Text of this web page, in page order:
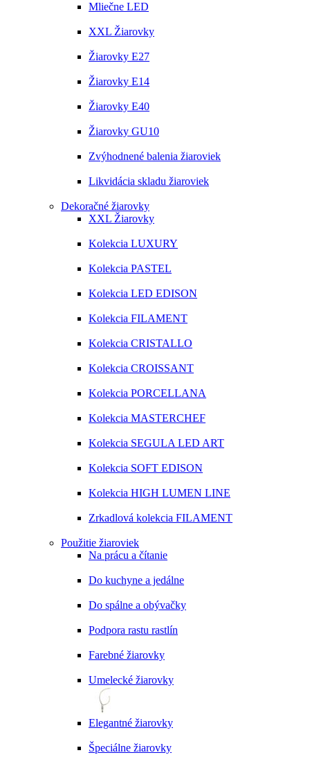
Mliečne LED
XXL Žiarovky
Žiarovky E27
Žiarovky E14
Žiarovky E40
Žiarovky GU10
Zvýhodnené balenia žiaroviek
Likvidácia skladu žiaroviek
Dekoračné žiarovky
XXL Žiarovky
Kolekcia LUXURY
Kolekcia PASTEL
Kolekcia LED EDISON
Kolekcia FILAMENT
Kolekcia CRISTALLO
Kolekcia CROISSANT
Kolekcia PORCELLANA
Kolekcia MASTERCHEF
Kolekcia SEGULA LED ART
Kolekcia SOFT EDISON
Kolekcia HIGH LUMEN LINE
Zrkadlová kolekcia FILAMENT
Použitie žiaroviek
Na prácu a čítanie
Do kuchyne a jedálne
Do spálne a obývačky
Podpora rastu rastlín
Farebné žiarovky
Umelecké žiarovky
Elegantné žiarovky
Špeciálne žiarovky